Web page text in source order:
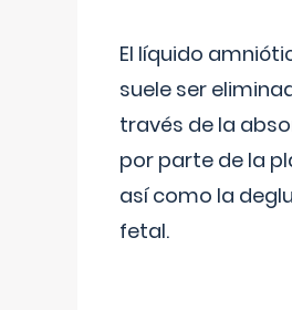
El líquido
suele ser
través de la
por parte de la
así como la
fetal.